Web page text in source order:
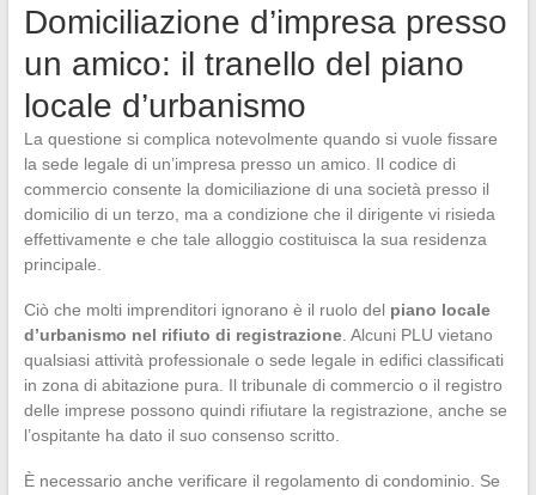
Domiciliazione d’impresa presso
un amico: il tranello del piano
locale d’urbanismo
La questione si complica notevolmente quando si vuole fissare
la sede legale di un’impresa presso un amico. Il codice di
commercio consente la domiciliazione di una società presso il
domicilio di un terzo, ma a condizione che il dirigente vi risieda
effettivamente e che tale alloggio costituisca la sua residenza
principale.
Ciò che molti imprenditori ignorano è il ruolo del piano locale
d’urbanismo nel rifiuto di registrazione. Alcuni PLU vietano
qualsiasi attività professionale o sede legale in edifici classificati
in zona di abitazione pura. Il tribunale di commercio o il registro
delle imprese possono quindi rifiutare la registrazione, anche se
l’ospitante ha dato il suo consenso scritto.
È necessario anche verificare il regolamento di condominio. Se